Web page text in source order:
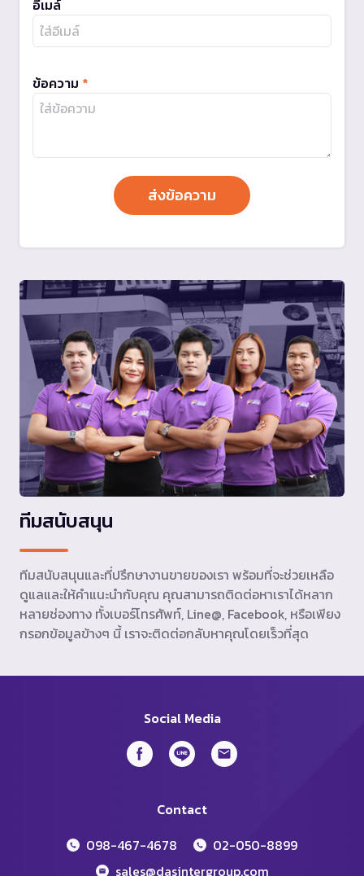
อีเมล์
ข้อความ *
ทีมสนับสนุน
ทีมสนับสนุนและที่ปรึกษางานขายของเรา พร้อมที่จะช่วยเหลือ
ดูแลและให้คำแนะนำกับคุณ คุณสามารถติดต่อหาเราได้หลาก
หลายช่องทาง ทั้งเบอร์โทรศัพท์, Line@, Facebook, หรือเพียง
กรอกข้อมูลข้างๆ นี้ เราจะติดต่อกลับหาคุณโดยเร็วที่สุด
Social Media
Contact
098-467-4678
02-050-8899
sales@dasintergroup.com